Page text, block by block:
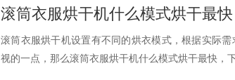
滚筒衣服烘干机什么模式烘干最快
滚筒衣服烘干机设置有不同的烘衣模式，根据实际
视的一点，那么滚筒衣服烘干机什么模式烘干最快，